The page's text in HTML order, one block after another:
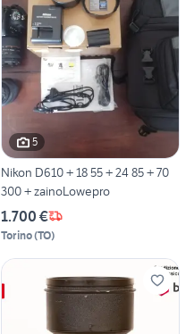
5
Nikon D610 + 18 55 + 24 85 + 70
300 + zainoLowepro
1.700 €
Torino(TO)